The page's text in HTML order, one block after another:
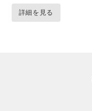
ーテーブル
詳細を見る